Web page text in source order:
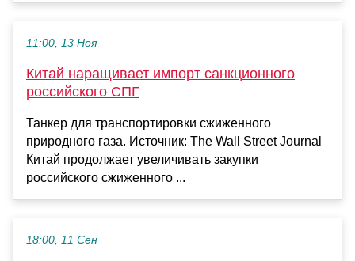
11:00, 13 Ноя
Китай наращивает импорт санкционного
российского СПГ
Танкер для транспортировки сжиженного
природного газа. Источник: The Wall Street Journal
Китай продолжает увеличивать закупки
российского сжиженного ...
18:00, 11 Сен